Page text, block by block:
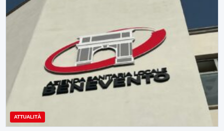
ATTUALITÀ